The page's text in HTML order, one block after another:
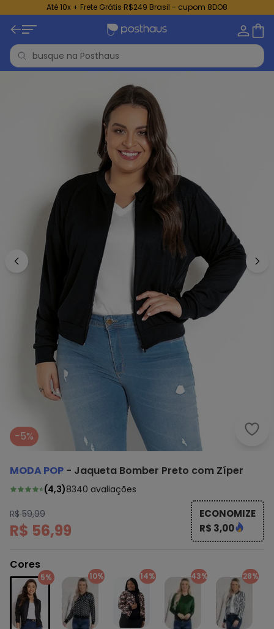
Até 10x + Frete Grátis R$249 Brasil - cupom 8DO8
-5%
MODA POP - Jaqueta Bomber Preto com Zíper
(4,3)8340 avaliações
R$ 59,99
R$ 56,99
ECONOMIZE
R$ 3,00
Cores
5% 10% 14% 43% 28%